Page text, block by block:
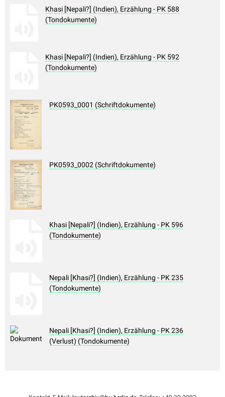
Khasi [Nepali?] (Indien), Erzählung - PK 588
(Tondokumente)
Khasi [Nepali?] (Indien), Erzählung - PK 592
(Tondokumente)
PK0593_0001 (Schriftdokumente)
PK0593_0002 (Schriftdokumente)
Khasi [Nepali?] (Indien), Erzählung - PK 596
(Tondokumente)
Nepali [Khasi?] (Indien), Erzählung - PK 235
(Tondokumente)
Nepali [Khasi?] (Indien), Erzählung - PK 236
(Verlust) (Tondokumente)